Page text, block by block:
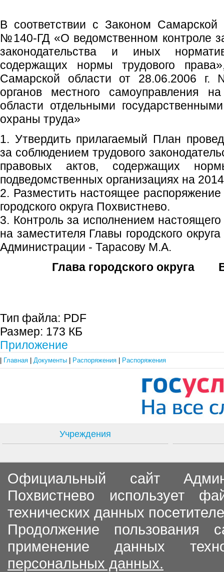
В соответствии с Законом Самарской
№140-ГД «О ведомственном контроле
законодательства и иных
содержащих нормы трудового
Самарской области от 28.06.2006
органов местного самоуправления
области отдельными
охраны труда»
1. Утвердить прилагаемый План
за соблюдением трудового
правовых актов, содержащих
подведомственных организациях на 2014
2. Разместить настоящее
городского округа Похвистнево.
3. Контроль за исполнением
на заместителя Главы городского
Администрации - Тарасову М.А.
Глава городского округа
Тип файла: PDF
Размер: 173 КБ
Приложение
Главная Документы Распоряжения Распоряжения
Учреждения
Официальный сайт
Похвистнево использует
технических данных
Продолжение пользования
применение данных
персональных данных.